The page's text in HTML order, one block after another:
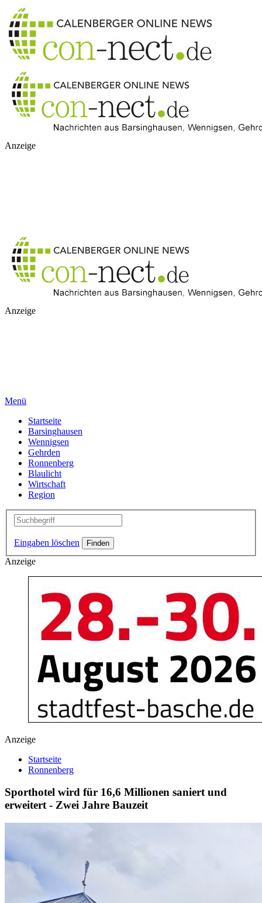
Anzeige
Anzeige
Menü
Startseite
Barsinghausen
Wennigsen
Gehrden
Ronnenberg
Blaulicht
Wirtschaft
Region
Eingaben löschen
Anzeige
Anzeige
Startseite
Ronnenberg
Sporthotel wird für 16,6 Millionen saniert und
erweitert - Zwei Jahre Bauzeit